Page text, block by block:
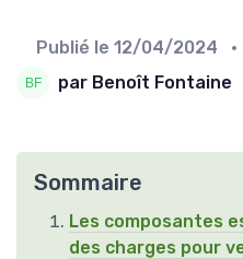
Publié le 12/04/2024
par Benoît Fontaine
Sommaire
Les composantes
des charges pour